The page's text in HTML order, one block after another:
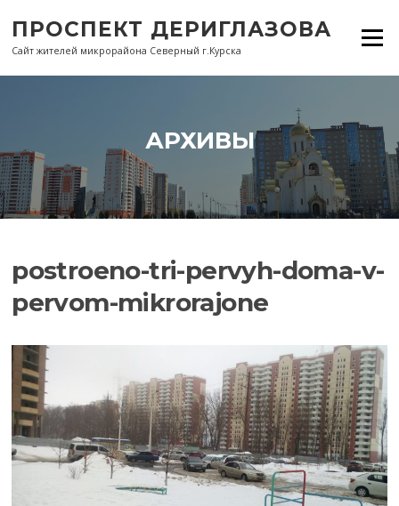
содержанию
ПРОСПЕКТ ДЕРИГЛАЗОВА
Сайт жителей микрорайона Северный г.Курска
Меню
АРХИВЫ
postroeno-tri-pervyh-doma-v-
pervom-mikrorajone